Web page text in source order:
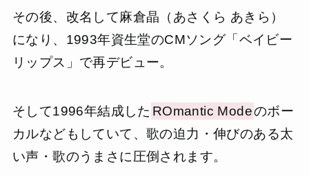
その後、改名して麻倉晶（あさくら あきら）
になり、1993年資生堂のCMソング「ベイビー
リップス」で再デビュー。
そして1996年結成した ROmantic Modeのボー
カルなどもしていて、歌の迫力・伸びのある太
い声・歌のうまさに圧倒されます。